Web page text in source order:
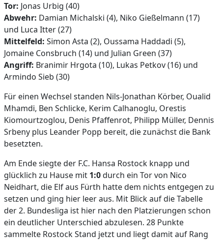
Tor: Jonas Urbig (40)
Abwehr: Damian Michalski (4), Niko Gießelmann (17)
und Luca Itter (27)
Mittelfeld: Simon Asta (2), Oussama Haddadi (5),
Jomaine Consbruch (14) und Julian Green (37)
Angriff: Branimir Hrgota (10), Lukas Petkov (16) und
Armindo Sieb (30)
Für einen Wechsel standen Nils-Jonathan Körber, Oualid
Mhamdi, Ben Schlicke, Kerim Calhanoglu, Orestis
Kiomourtzoglou, Denis Pfaffenrot, Philipp Müller, Dennis
Srbeny plus Leander Popp bereit, die zunächst die Bank
besetzten.
Am Ende siegte der F.C. Hansa Rostock knapp und
glücklich zu Hause mit 1:0durch ein Tor von Nico
Neidhart, die Elf aus Fürth hatte dem nichts entgegen zu
setzen und ging hier leer aus. Mit Blick auf die Tabelle
der 2. Bundesliga ist hier nach den Platzierungen schon
ein deutlicher Unterschied abzulesen. 28 Punkte
sammelte Rostock Stand jetzt und liegt damit auf Rang